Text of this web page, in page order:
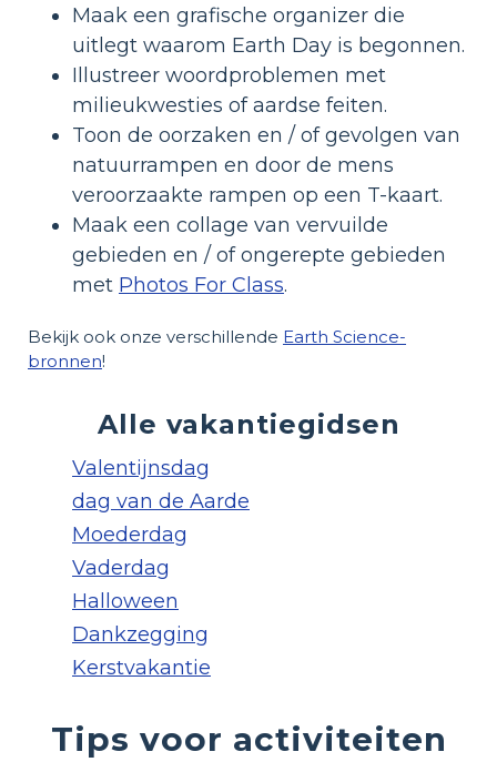
Maak een grafische organizer die
uitlegt waarom Earth Day is begonnen.
Illustreer woordproblemen met
milieukwesties of aardse feiten.
Toon de oorzaken en / of gevolgen van
natuurrampen en door de mens
veroorzaakte rampen op een T-kaart.
Maak een collage van vervuilde
gebieden en / of ongerepte gebieden
met Photos For Class.
Bekijk ook onze verschillende Earth Science-
bronnen!
Alle vakantiegidsen
Valentijnsdag
dag van de Aarde
Moederdag
Vaderdag
Halloween
Dankzegging
Kerstvakantie
Tips voor activiteiten